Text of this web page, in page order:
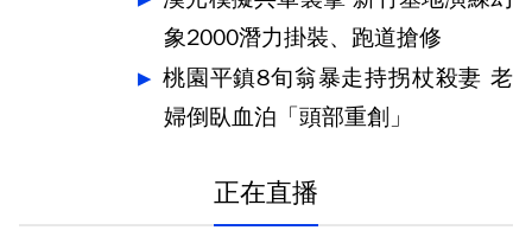
象2000潛力掛裝、跑道搶修
桃園平鎮8旬翁暴走持拐杖殺妻 老
婦倒臥血泊「頭部重創」
正在直播